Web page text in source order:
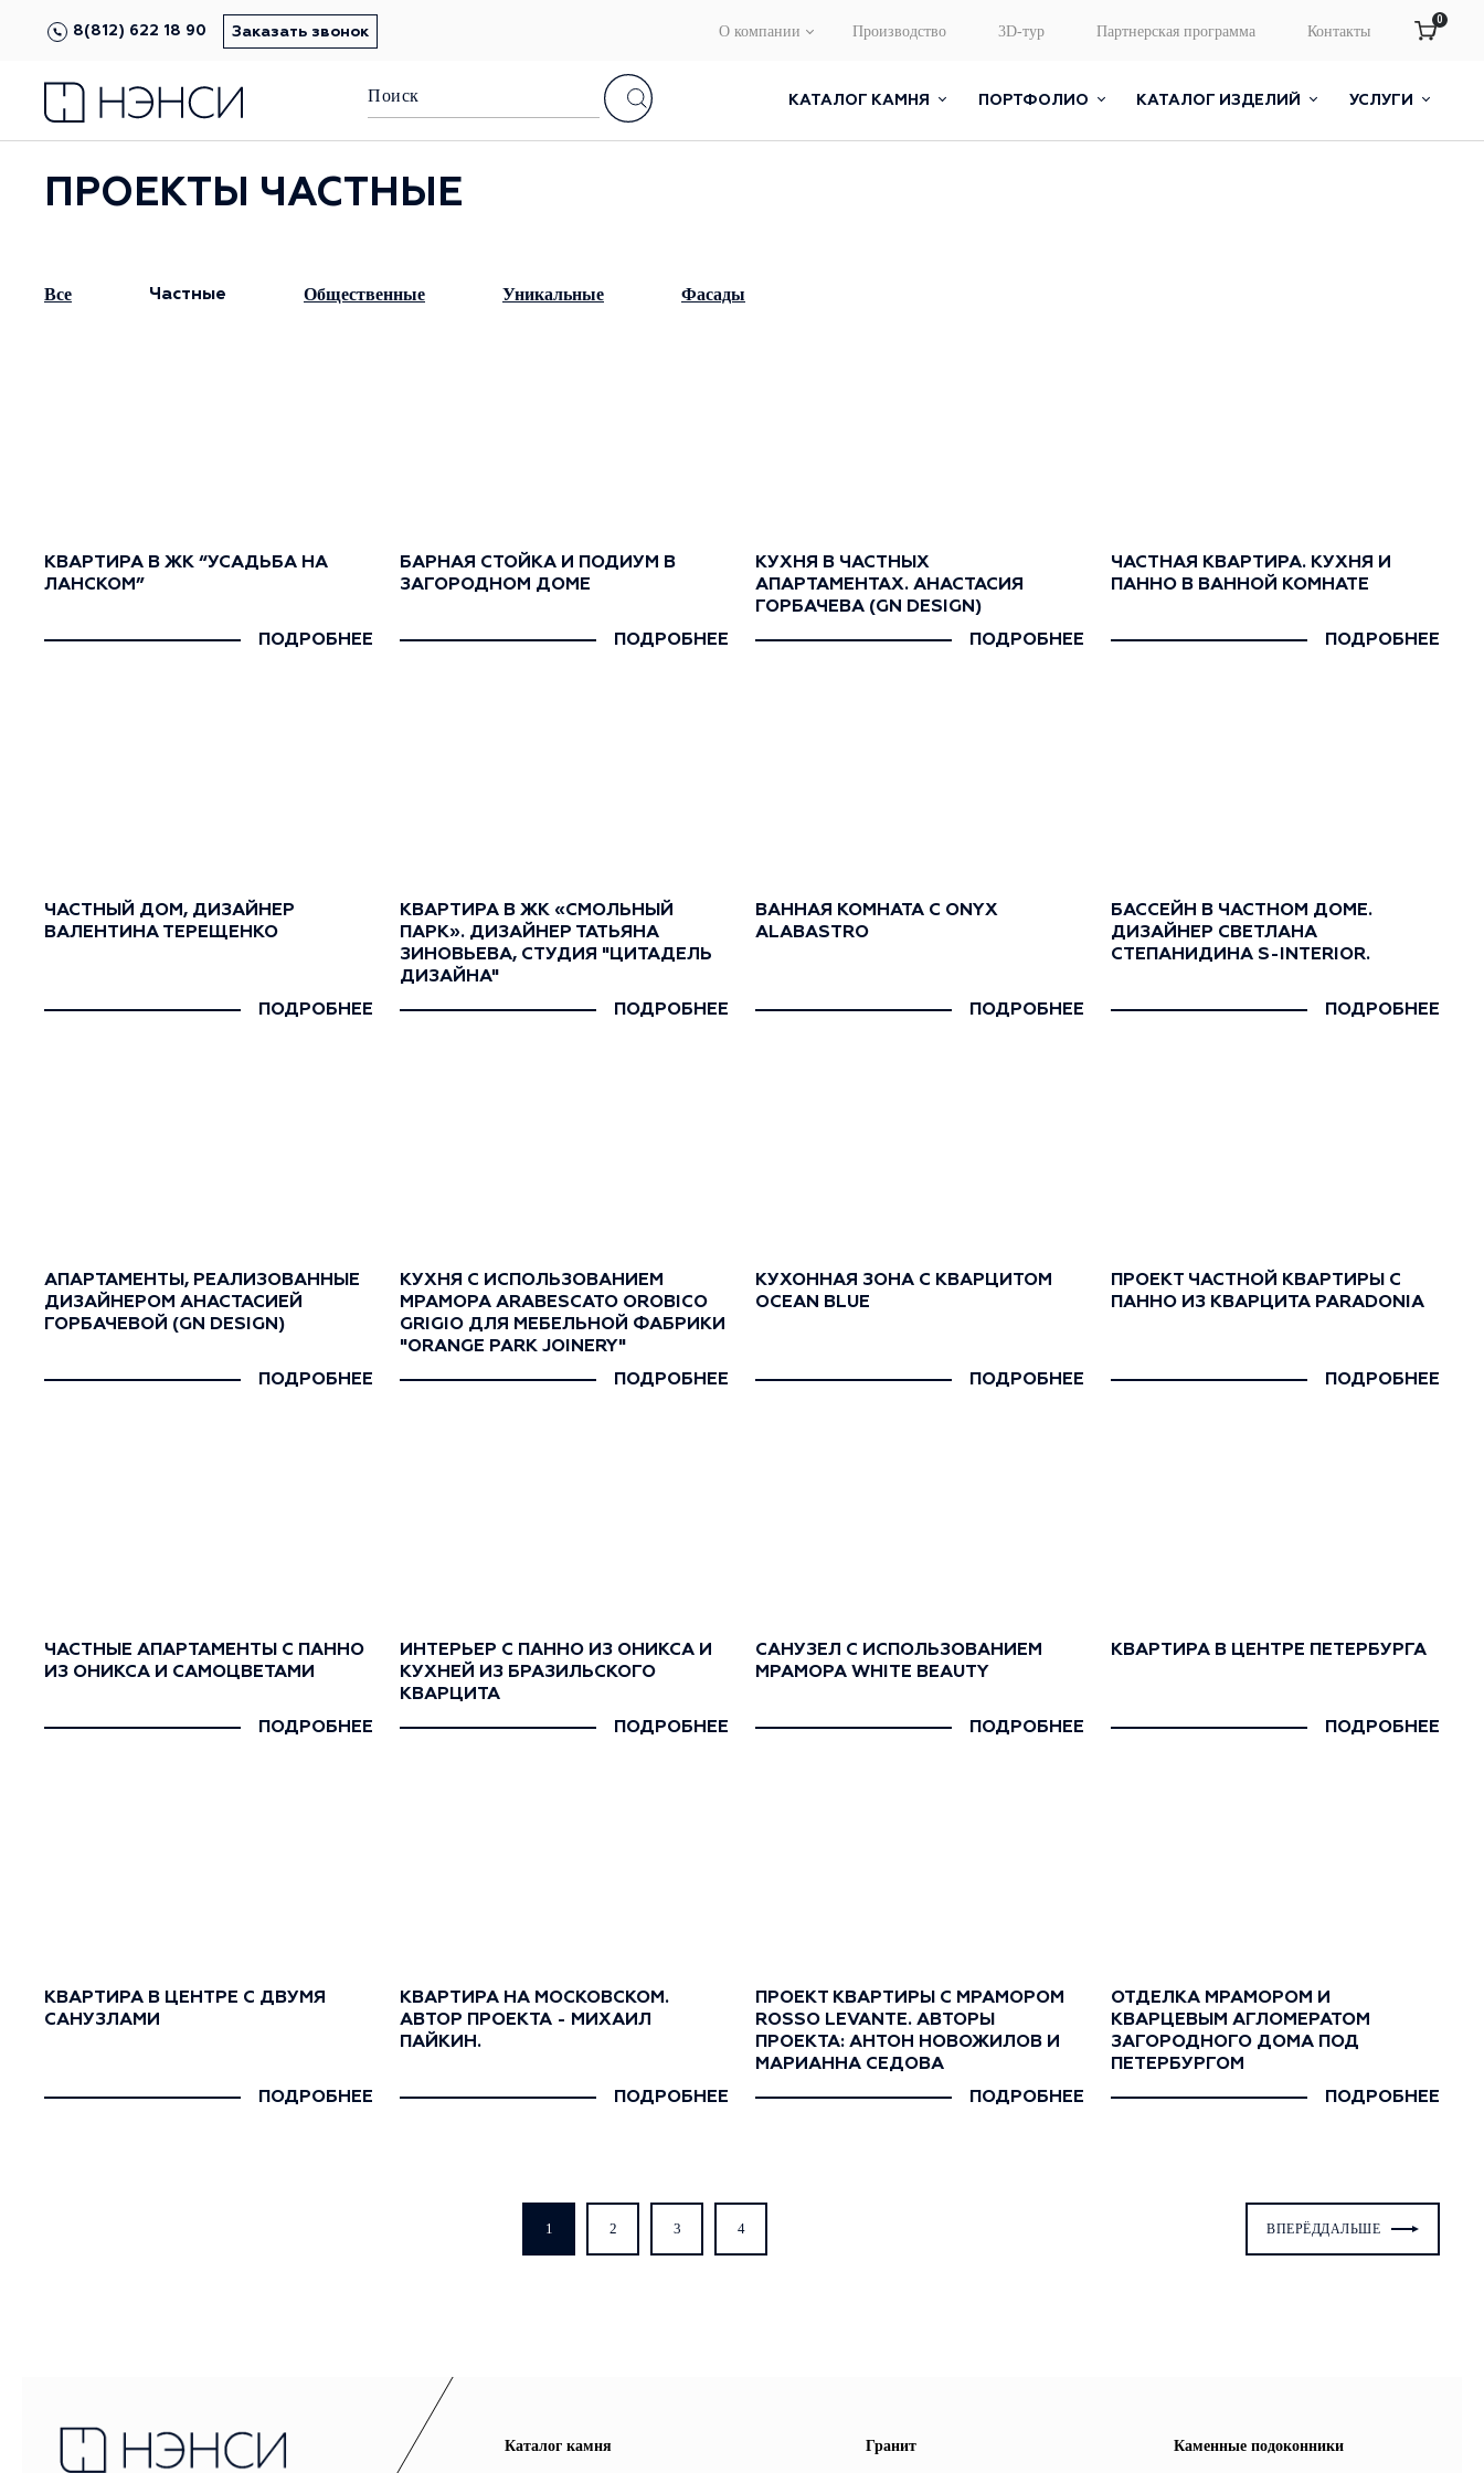
8(812) 622 18 90 Заказать звонок О компании Производство 3D-тур Партнерская программа Контакты
0
КАТАЛОГ КАМНЯ ПОРТФОЛИО КАТАЛОГ ИЗДЕЛИЙ УСЛУГИ
ПРОЕКТЫ ЧАСТНЫЕ
Все Частные Общественные Уникальные Фасады
КВАРТИРА В ЖК “УСАДЬБА НА
ЛАНСКОМ”
ПОДРОБНЕЕ
БАРНАЯ СТОЙКА И ПОДИУМ В
ЗАГОРОДНОМ ДОМЕ
ПОДРОБНЕЕ
КУХНЯ В ЧАСТНЫХ
АПАРТАМЕНТАХ. АНАСТАСИЯ
ГОРБАЧЕВА (GN DESIGN)
ПОДРОБНЕЕ
ЧАСТНАЯ КВАРТИРА. КУХНЯ И
ПАННО В ВАННОЙ КОМНАТЕ
ПОДРОБНЕЕ
ЧАСТНЫЙ ДОМ, ДИЗАЙНЕР
ВАЛЕНТИНА ТЕРЕЩЕНКО
ПОДРОБНЕЕ
КВАРТИРА В ЖК «СМОЛЬНЫЙ
ПАРК». ДИЗАЙНЕР ТАТЬЯНА
ЗИНОВЬЕВА, СТУДИЯ "ЦИТАДЕЛЬ
ДИЗАЙНА"
ПОДРОБНЕЕ
ВАННАЯ КОМНАТА С ONYX
ALABASTRO
ПОДРОБНЕЕ
БАССЕЙН В ЧАСТНОМ ДОМЕ.
ДИЗАЙНЕР СВЕТЛАНА
СТЕПАНИДИНА S-INTERIOR.
ПОДРОБНЕЕ
АПАРТАМЕНТЫ, РЕАЛИЗОВАННЫЕ
ДИЗАЙНЕРОМ АНАСТАСИЕЙ
ГОРБАЧЕВОЙ (GN DESIGN)
ПОДРОБНЕЕ
КУХНЯ С ИСПОЛЬЗОВАНИЕМ
МРАМОРА ARABESCATO OROBICO
GRIGIO ДЛЯ МЕБЕЛЬНОЙ ФАБРИКИ
"ORANGE PARK JOINERY"
ПОДРОБНЕЕ
КУХОННАЯ ЗОНА С КВАРЦИТОМ
OCEAN BLUE
ПОДРОБНЕЕ
ПРОЕКТ ЧАСТНОЙ КВАРТИРЫ С
ПАННО ИЗ КВАРЦИТА PARADONIA
ПОДРОБНЕЕ
ЧАСТНЫЕ АПАРТАМЕНТЫ С ПАННО
ИЗ ОНИКСА И САМОЦВЕТАМИ
ПОДРОБНЕЕ
ИНТЕРЬЕР С ПАННО ИЗ ОНИКСА И
КУХНЕЙ ИЗ БРАЗИЛЬСКОГО
КВАРЦИТА
ПОДРОБНЕЕ
САНУЗЕЛ С ИСПОЛЬЗОВАНИЕМ
МРАМОРА WHITE BEAUTY
ПОДРОБНЕЕ
КВАРТИРА В ЦЕНТРЕ ПЕТЕРБУРГА
ПОДРОБНЕЕ
КВАРТИРА В ЦЕНТРЕ С ДВУМЯ
САНУЗЛАМИ
ПОДРОБНЕЕ
КВАРТИРА НА МОСКОВСКОМ.
АВТОР ПРОЕКТА - МИХАИЛ
ПАЙКИН.
ПОДРОБНЕЕ
ПРОЕКТ КВАРТИРЫ С МРАМОРОМ
ROSSO LEVANTE. АВТОРЫ
ПРОЕКТА: АНТОН НОВОЖИЛОВ И
МАРИАННА СЕДОВА
ПОДРОБНЕЕ
ОТДЕЛКА МРАМОРОМ И
КВАРЦЕВЫМ АГЛОМЕРАТОМ
ЗАГОРОДНОГО ДОМА ПОД
ПЕТЕРБУРГОМ
ПОДРОБНЕЕ
1 2 3 4 ВПЕРЁДДАЛЬШЕ
Каталог камня Гранит Каменные подоконники